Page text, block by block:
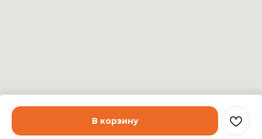
В корзину